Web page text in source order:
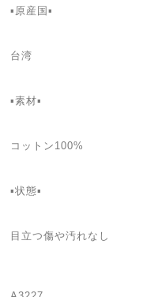
▪️原産国▪
台湾
▪️素材▪
コットン100%
▪️状態▪️
目立つ傷や汚れなし